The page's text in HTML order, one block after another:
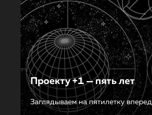
Проекту +1 — пять лет
Заглядываем на пятилетку вперед